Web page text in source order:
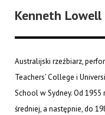
Kenneth
Australijski rzeźbiarz,
Teachers’ College i
School w Sydney. Od
średniej, a następnie, do